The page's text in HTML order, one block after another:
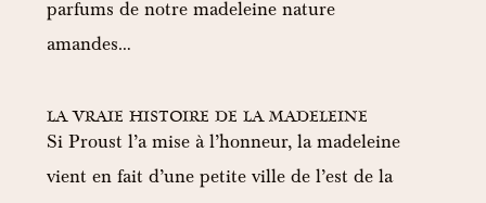
parfums de notre madeleine nature
amandes…
LA VRAIE HISTOIRE DE LA MADELEINE
Si Proust l’a mise à l’honneur, la madeleine
vient en fait d’une petite ville de l’est de la